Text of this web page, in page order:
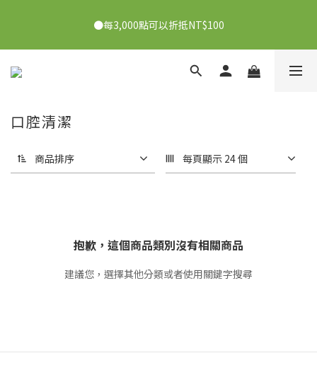
👉點我了解
●每3,000點可以折抵NT$100
●7/2-7/30下單美膚娜娜&曦之麗，滿1,000元抽PDRN精華組！
口腔清潔
商品排序 每頁顯示 24 個
抱歉，這個商品類別沒有相關商品
建議您，選擇其他分類或者使用關鍵字搜尋